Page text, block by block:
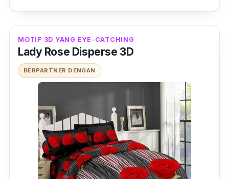
MOTIF 3D YANG EYE-CATCHING
Lady Rose Disperse 3D
BERPARTNER DENGAN